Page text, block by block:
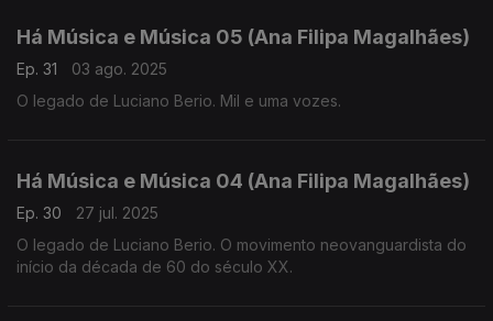
Há Música e Música 05 (Ana Filipa Magalhães)
Ep. 31
03 ago. 2025
O legado de Luciano Berio. Mil e uma vozes.
Há Música e Música 04 (Ana Filipa Magalhães)
Ep. 30
27 jul. 2025
O legado de Luciano Berio. O movimento neovanguardista do
início da década de 60 do século XX.